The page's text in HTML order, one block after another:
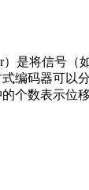
）是将信号
编码器可以
个数表示位